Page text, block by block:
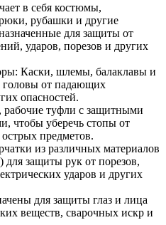
в себя костюмы,
рубашки и другие
для защиты от
ударов, порезов и других
Каски, шлемы, балаклавы и
головы от падающих
опасностей.
рабочие туфли с защитными
чтобы уберечь стопы от
предметов.
из различных материалов
для защиты рук от порезов,
ударов и других
для защиты глаз и лица
веществ, сварочных искр и